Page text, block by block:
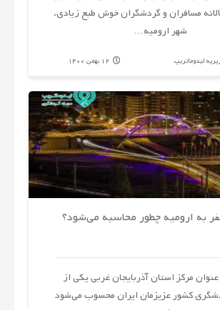
مسافران و گردشگران خوش طبع زیادی،
شهر ارومیه…
لیدوماتریپ 12 بهمن 1400
به ارومیه چطور محاسبه می‌شود؟
مرکز استان آذربایجان غربی یکی از
کشور عزیزمان ایران محسوب می‌شود